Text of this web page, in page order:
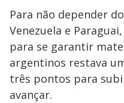
Para não depender
Venezuela e
para se garantir
argentinos restava
três pontos para
avançar.